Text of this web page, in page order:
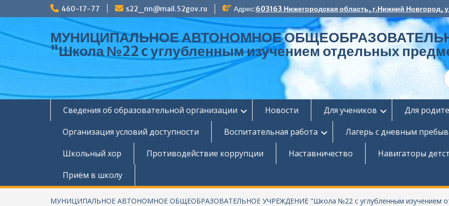
к
460-17-77 s22_nn@mail.52gov.ru Адрес:603163 Нижегородская область, г.Нижний Новгород,
МУНИЦИПАЛЬНОЕ АВТОНОМНОЕ
"Школа №22 c углубленным изучением отдельных
по:
Сведения об образовательной организации Новости Для учеников Для
Организация условий доступности
Воспитательная работа Лагерь с дневным
Школьный хор
Противодействие коррупции Наставничество Навигаторы
Приём в школу
МУНИЦИПАЛЬНОЕ АВТОНОМНОЕ ОБЩЕОБРАЗОВАТЕЛЬНОЕ УЧРЕЖДЕНИЕ "Школа №22 c углубленным изучением